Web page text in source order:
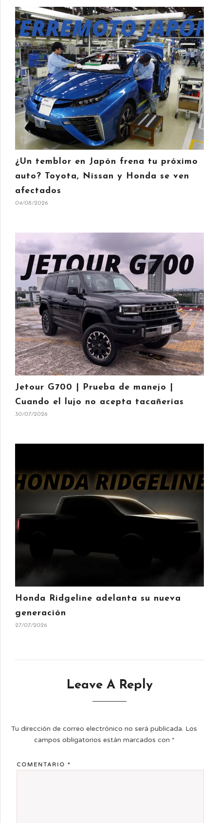
¿Un temblor en Japón frena tu próximo
auto? Toyota, Nissan y Honda se ven
afectados
04/08/2026
Jetour G700 | Prueba de manejo |
Cuando el lujo no acepta tacañerías
30/07/2026
Honda Ridgeline adelanta su nueva
generación
27/07/2026
Leave A Reply
Tu dirección de correo electrónico no será publicada. Los
campos obligatorios están marcados con *
COMENTARIO *